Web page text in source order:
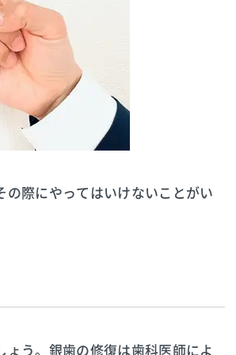
際にやってはいけないことがい
う。銀歯の修復は歯科医師によ